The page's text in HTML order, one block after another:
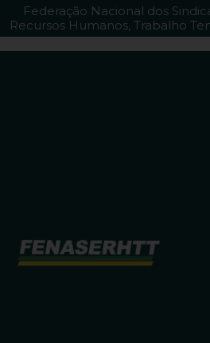
Federação Nacional dos
Recursos Humanos, Trabalho